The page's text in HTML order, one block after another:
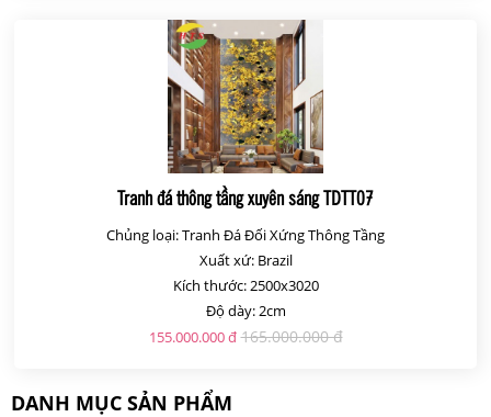
Tranh đá thông tầng xuyên sáng TDTT07
Chủng loại: Tranh Đá Đối Xứng Thông Tầng
Xuất xứ: Brazil
Kích thước: 2500x3020
Độ dày: 2cm
155.000.000 đ 165.000.000 đ
DANH MỤC SẢN PHẨM